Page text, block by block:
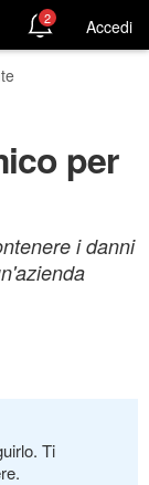
2 Accedi
per
i danni
Ti